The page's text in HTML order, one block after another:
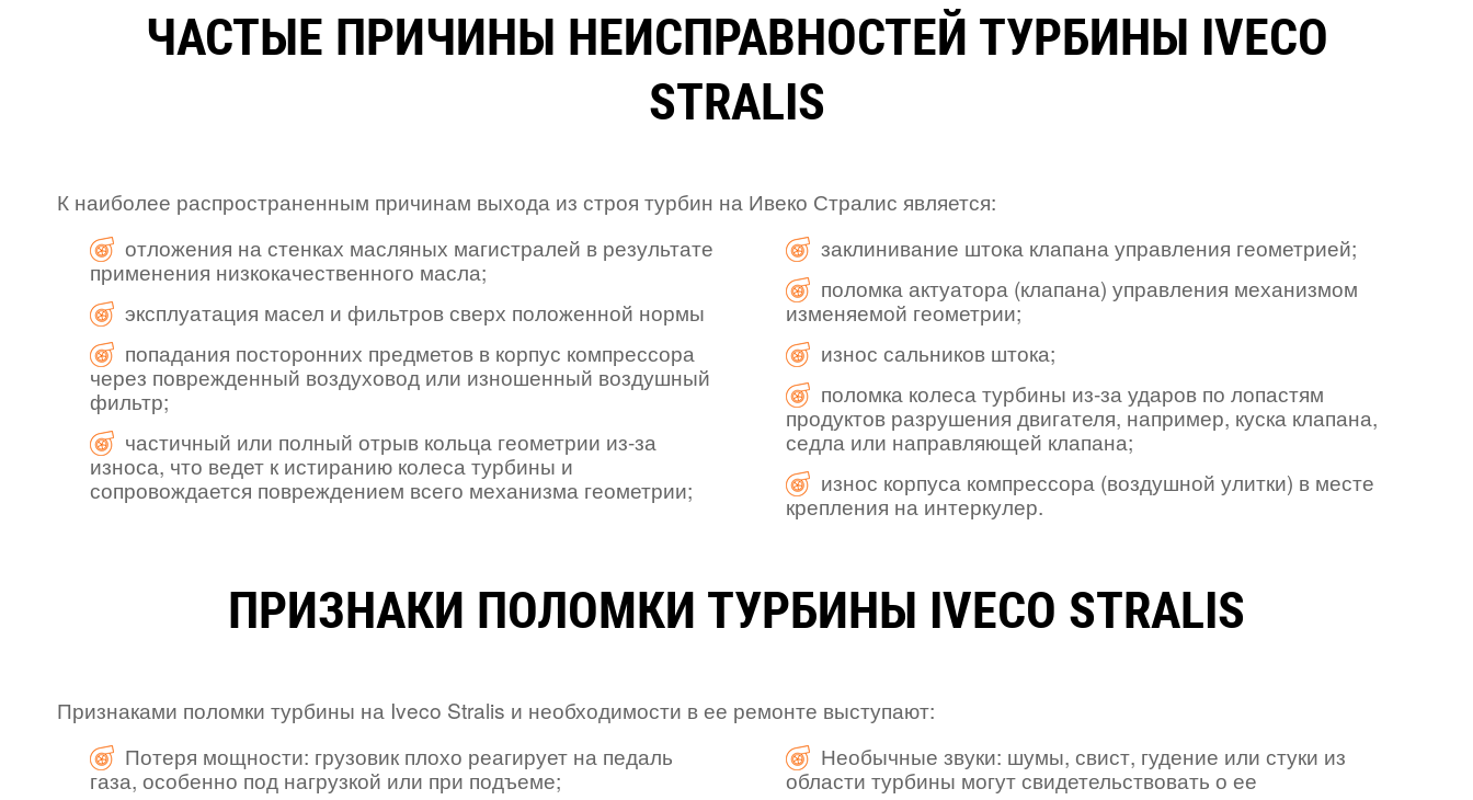
ЧАСТЫЕ ПРИЧИНЫ НЕИСПРАВНОСТЕЙ ТУРБИНЫ IVECO
STRALIS
К наиболее распространенным причинам выхода из строя турбин на Ивеко Стралис является:
отложения на стенках масляных магистралей в результате
применения низкокачественного масла;
эксплуатация масел и фильтров сверх положенной нормы
попадания посторонних предметов в корпус компрессора
через поврежденный воздуховод или изношенный воздушный
фильтр;
частичный или полный отрыв кольца геометрии из-за
износа, что ведет к истиранию колеса турбины и
сопровождается повреждением всего механизма геометрии;
заклинивание штока клапана управления геометрией;
поломка актуатора (клапана) управления механизмом
изменяемой геометрии;
износ сальников штока;
поломка колеса турбины из-за ударов по лопастям
продуктов разрушения двигателя, например, куска клапана,
седла или направляющей клапана;
износ корпуса компрессора (воздушной улитки) в месте
крепления на интеркулер.
ПРИЗНАКИ ПОЛОМКИ ТУРБИНЫ IVECO STRALIS
Признаками поломки турбины на Iveco Stralis и необходимости в ее ремонте выступают:
Потеря мощности: грузовик плохо реагирует на педаль
газа, особенно под нагрузкой или при подъеме;
Необычные звуки: шумы, свист, гудение или стуки из
области турбины могут свидетельствовать о ее